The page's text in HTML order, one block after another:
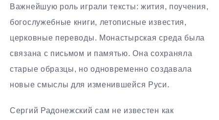
Важнейшую роль играли тексты: жития, поучения,
богослужебные книги, летописные известия,
церковные переводы. Монастырская среда была
связана с письмом и памятью. Она сохраняла
старые образцы, но одновременно создавала
новые смыслы для изменившейся Руси.
Сергий Радонежский сам не известен как